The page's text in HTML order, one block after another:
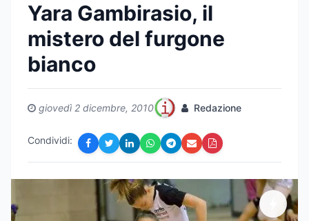
Yara Gambirasio, il
mistero del furgone
bianco
giovedì 2 dicembre, 2010 Redazione
Condividi: